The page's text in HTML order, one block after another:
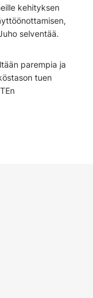
kehityksen
selventää.
parempia ja
tuen